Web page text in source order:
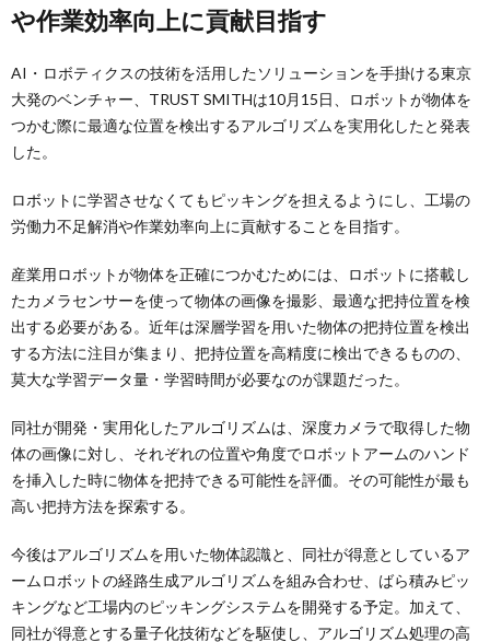
や作業効率向上に貢献目指す
AI・ロボティクスの技術を活用したソリューションを手掛ける東京
大発のベンチャー、TRUST SMITHは10月15日、ロボットが物体を
つかむ際に最適な位置を検出するアルゴリズムを実用化したと発表
した。
ロボットに学習させなくてもピッキングを担えるようにし、工場の
労働力不足解消や作業効率向上に貢献することを目指す。
産業用ロボットが物体を正確につかむためには、ロボットに搭載し
たカメラセンサーを使って物体の画像を撮影、最適な把持位置を検
出する必要がある。近年は深層学習を用いた物体の把持位置を検出
する方法に注目が集まり、把持位置を高精度に検出できるものの、
莫大な学習データ量・学習時間が必要なのが課題だった。
同社が開発・実用化したアルゴリズムは、深度カメラで取得した物
体の画像に対し、それぞれの位置や角度でロボットアームのハンド
を挿入した時に物体を把持できる可能性を評価。その可能性が最も
高い把持方法を探索する。
今後はアルゴリズムを用いた物体認識と、同社が得意としているア
ームロボットの経路生成アルゴリズムを組み合わせ、ばら積みピッ
キングなど工場内のピッキングシステムを開発する予定。加えて、
同社が得意とする量子化技術などを駆使し、アルゴリズム処理の高